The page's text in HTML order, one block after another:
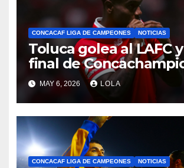
CONCACAF LIGA DE CAMPEONES NOTICIAS
Toluca golea al LAFC
final de
MAY 6, 2026 LOLA
CONCACAF LIGA DE CAMPEONES NOTICIAS